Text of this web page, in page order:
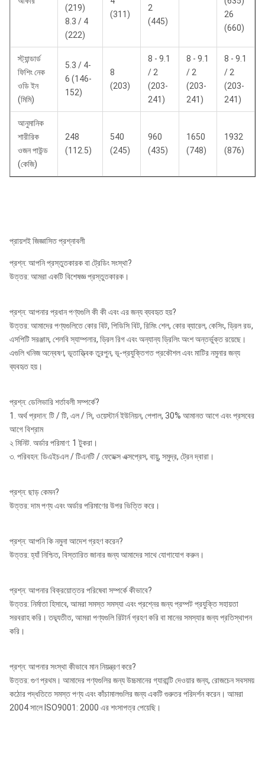
(219)
8.3 / 4
(222)
(311)
2
(445)
26
(660)
স্ট্যান্ডার্ড
ফিশিং নেক
ওডি ইন
(মিমি)
5.3 / 4-
6 (146-
152)
8
(203)
8 - 9.1
/ 2
(203-
241)
8 - 9.1
/ 2
(203-
241)
8 - 9.1
/ 2
(203-
241)
আনুমানিক
শারীরিক
ওজন পাউন্ড
(কেজি)
248
(112.5)
540
(245)
960
(435)
1650
(748)
1932
(876)
প্রায়শই জিজ্ঞাসিত প্রশ্নাবলী
প্রশ্ন: আপনি প্রস্তুতকারক বা ট্রেডিং সংস্থা?
উত্তর: আমরা একটি বিশেষজ্ঞ প্রস্তুতকারক।
প্রশ্ন: আপনার প্রধান পণ্যগুলি কী কী এবং এর জন্য ব্যবহৃত হয়?
উত্তর: আমাদের পণ্যগুলিতে কোর বিট, পিডিসি বিট, রিমিং শেল, কোর ব্যারেল, কেসিং, ড্রিল রড,
এসপিটি সরঞ্জাম, শেলবি স্যাম্পলার, ড্রিল রিগ এবং অন্যান্য ড্রিলিং অংশ অন্তর্ভুক্ত রয়েছে।
এগুলি খনিজ অন্বেষণ, ভূতাত্ত্বিক তুরপুন, ভূ-প্রযুক্তিগত প্রকৌশল এবং মাটির নমুনার জন্য
ব্যবহৃত হয়।
প্রশ্ন: ডেলিভারি শর্তাবলী সম্পর্কে?
1. অর্থ প্রদান: টি / টি, এল / সি, ওয়েস্টার্ন ইউনিয়ন, পেপাল, 30% আমানত আগে এবং প্রসবের
আগে বিশ্রাম
২ মিনিট. অর্ডার পরিমাণ: 1 টুকরা।
৩. পরিবহন: ডিএইচএল / টিএনটি / ফেডেক্স এক্সপ্রেস, বায়ু, সমুদ্র, ট্রেন দ্বারা।
প্রশ্ন: ছাড় কেমন?
উত্তর: দাম পণ্য এবং অর্ডার পরিমাণের উপর ভিত্তি করে।
প্রশ্ন: আপনি কি নমুনা আদেশ গ্রহণ করেন?
উত্তর: হ্যাঁ নিশ্চিত, বিস্তারিত জানার জন্য আমাদের সাথে যোগাযোগ করুন।
প্রশ্ন: আপনার বিক্রয়োত্তর পরিষেবা সম্পর্কে কীভাবে?
উত্তর: নির্মাতা হিসাবে, আমরা সমস্ত সমস্যা এবং প্রশ্নের জন্য প্রম্পট প্রযুক্তি সহায়তা
সরবরাহ করি। তদ্ব্যতীত, আমরা পণ্যগুলি রিটার্ন গ্রহণ করি বা মানের সমস্যার জন্য প্রতিস্থাপন
করি।
প্রশ্ন: আপনার সংস্থা কীভাবে মান নিয়ন্ত্রণ করে?
উত্তর: গুণ প্রথম। আমাদের পণ্যগুলির জন্য উচ্চমানের গ্যারান্টি দেওয়ার জন্য, রোজচেন সবসময়
কঠোর পদ্ধতিতে সমস্ত পণ্য এবং কাঁচামালগুলির জন্য একটি গুরুতর পরিদর্শন করেন। আমরা
2004 সালে ISO9001: 2000 এর শংসাপত্র পেয়েছি।